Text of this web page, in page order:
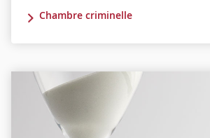
Chambre criminelle